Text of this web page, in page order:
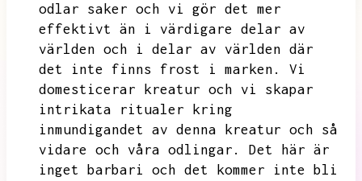
odlar saker och vi gör det mer
effektivt än i värdigare delar av
världen och i delar av världen där
det inte finns frost i marken.
Vi
domesticerar kreatur och vi skapar
intrikata ritualer kring
inmundigandet av denna kreatur och så
vidare och våra odlingar.
Det här är
inget barbari och det kommer inte bli